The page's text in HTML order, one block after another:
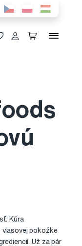
Kúra
vlasovej pokožke
Už za pár